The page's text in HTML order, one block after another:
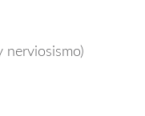
nerviosismo)